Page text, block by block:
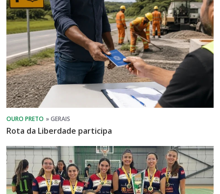
Rota da Liberdade participa